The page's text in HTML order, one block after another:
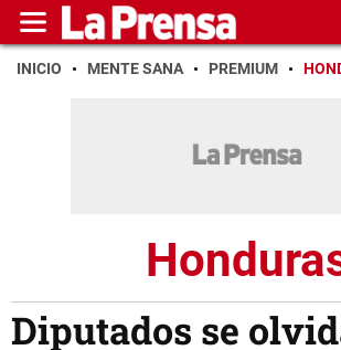
INICIO MENTE SANA PREMIUM
Diputados se